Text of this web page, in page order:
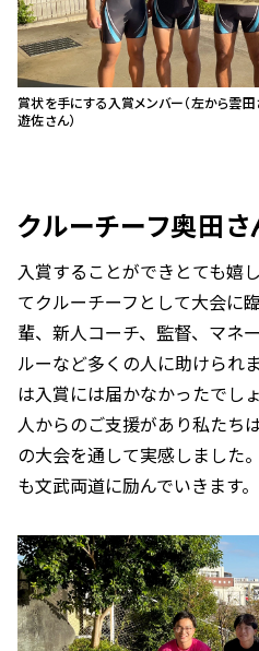
賞状を手にする入賞メンバー（左から雲田
遊佐さん）
クルーチーフ奥田さ
入賞することができとても嬉
てクルーチーフとして大会に
輩、新人コーチ、監督、マネ
ルーなど多くの人に助けられ
は入賞には届かなかったでし
人からのご支援があり私たち
の大会を通して実感しました
も文武両道に励んでいきます。